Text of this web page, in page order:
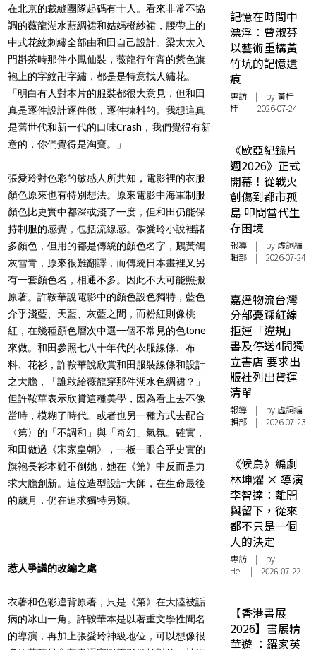
在北京的裁縫團隊起碼有十人。看來非常不協
調的薇龍湖水藍綢裙和姑媽橙紗裙，腰帶上的
中式花紋刺繡全部由和田自己設計。梁太太入
門斟茶時那件小鳳仙裝，薇龍行年宵的紫色旗
袍上的字紋卍字繡，都是是特意找人繡花。
「明白有人對本片的服裝都很大意見，但和田
真是逐件設計逐件做，逐件揀料的。我想這真
是舊世代和新一代的口味Crash，我們覺得有新
意的，你們覺得是淘寶。」
張愛玲對色彩的敏感人所共知，電影裡的衣服
顏色原來也有特別想法。原來電影中海軍制服
顏色比史實中都深或淺了一度，但和田仍能保
持制服的感覺，包括流線感。張愛玲小說裡諸
多顏色，但用的都是傳統的顏色名字，鵝黃鴿
灰雪青，原來很難翻譯，而傳統日本畫裡又另
有一套顏色名，相通不多。因此不大可能照搬
原著。許鞍華說電影中的顏色設色獨特，藍色
介乎淺藍、天藍、灰藍之間，而粉紅則像桃
紅，在幾種顏色層次中選一個不常見的色tone
來做。和田參照七八十年代的衣服線條、布
料、花衫，許鞍華說欣賞和田服裝線條和設計
之大膽，「誰敢給薇龍穿那件湖水色綢裙？」
但許鞍華表示欣賞這種美學，因為看上去不像
當時，模糊了時代。或者也另一種方式去配合
〈第〉的「不調和」與「奇幻」氣氛。確實，
和田做過《宋家皇朝》，一板一眼合乎史實的
旗袍長衫本難不倒她，她在《第》中反而是力
求大膽創新。這位造型設計大師，在生命最後
的歲月，仍在追求獨特另類。
惹人爭議的改編之處
衣著和色彩違背原著，只是《第》在大陸被詬
病的冰山一角。許鞍華本是以著重文學性聞名
的導演，再加上張愛玲神級地位，可以想像很
記憶在時間中
漂浮：曾淑芬
以藝術重構黃
竹坑的記憶遺
痕
專訪 | by 黃桂
桂 | 2026-07-24
《歐亞紀錄片
週2026》正式
開幕！從戰火
創傷到都市孤
島 叩問當代生
存困境
報導 | by 虛詞編
輯部 | 2026-07-24
嘉達物流台灣
分部憂踩紅線
拒運「違規」
書及停送4間獨
立書店 要求出
版社列出貨運
清單
報導 | by 虛詞編
輯部 | 2026-07-23
《候鳥》編劇
林坤燿 × 導演
李智達：離開
與留下，從來
都不只是一個
人的決定
專訪 | by
Hei | 2026-07-22
【香港書展
2026】書展精
華遊 ：羅家英